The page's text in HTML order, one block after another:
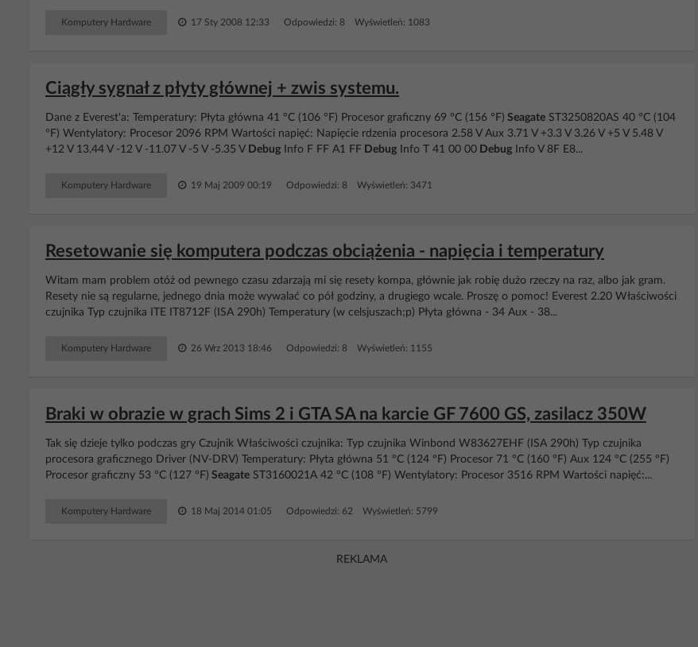
Komputery Hardware 17 Sty 2008 12:33 Odpowiedzi: 8 Wyświetleń: 1083
Ciągły sygnał z płyty głównej + zwis systemu.
Dane z Everest'a: Temperatury: Płyta główna 41 °C (106 °F) Procesor graficzny 69 °C (156 °F) Seagate ST3250820AS 40 °C (104
°F) Wentylatory: Procesor 2096 RPM Wartości napięć: Napięcie rdzenia procesora 2.58 V Aux 3.71 V +3.3 V 3.26 V +5 V 5.48 V
+12 V 13.44 V -12 V -11.07 V -5 V -5.35 V Debug Info F FF A1 FF Debug Info T 41 00 00 Debug Info V 8F E8...
Komputery Hardware 19 Maj 2009 00:19 Odpowiedzi: 8 Wyświetleń: 3471
Resetowanie się komputera podczas obciążenia - napięcia i temperatury
Witam mam problem otóż od pewnego czasu zdarzają mi się resety kompa, głównie jak robię dużo rzeczy na raz, albo jak gram.
Resety nie są regularne, jednego dnia może wywalać co pół godziny, a drugiego wcale. Proszę o pomoc! Everest 2.20 Właściwości
czujnika Typ czujnika ITE IT8712F (ISA 290h) Temperatury (w celsjuszach;p) Płyta główna - 34 Aux - 38...
Komputery Hardware 26 Wrz 2013 18:46 Odpowiedzi: 8 Wyświetleń: 1155
Braki w obrazie w grach Sims 2 i GTA SA na karcie GF 7600 GS, zasilacz 350W
Tak się dzieje tylko podczas gry Czujnik Właściwości czujnika: Typ czujnika Winbond W83627EHF (ISA 290h) Typ czujnika
procesora graficznego Driver (NV-DRV) Temperatury: Płyta główna 51 °C (124 °F) Procesor 71 °C (160 °F) Aux 124 °C (255 °F)
Procesor graficzny 53 °C (127 °F) Seagate ST3160021A 42 °C (108 °F) Wentylatory: Procesor 3516 RPM Wartości napięć:...
Komputery Hardware 18 Maj 2014 01:05 Odpowiedzi: 62 Wyświetleń: 5799
REKLAMA